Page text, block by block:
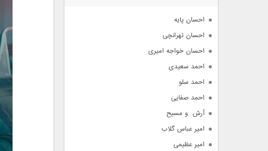
احسان پایه
احسان تهرانچی
احسان خواجه امیری
احمد سعیدی
احمد سلو
احمد صفایی
آرش  و مسیح
امیر عباس گلاب
امیر عظیمی